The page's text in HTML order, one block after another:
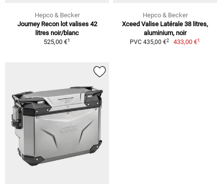
Hepco & Becker
Journey Recon lot valises 42
litres noir/blanc
525,00 €1
Hepco & Becker
Xceed Valise Latérale 38 litres,
aluminium, noir
PVC 435,00 €2 433,00 €1